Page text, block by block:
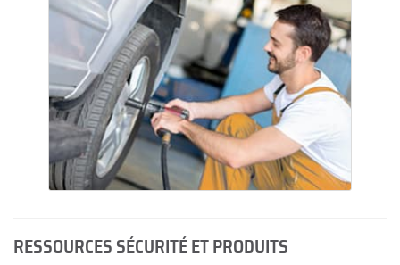
RESSOURCES SÉCURITÉ ET PRODUITS